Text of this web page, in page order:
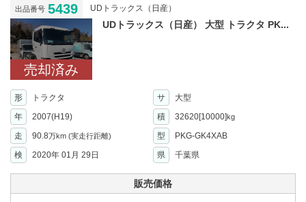
出品番号 5439 UDトラックス（日産）
売却済み
UDトラックス（日産） 大型 トラクタ PK...
形 トラクタ サ
大型
年
2007(H19) 積 32620[10000]kg
走 90.8万km (実走行距離) 型
PKG-GK4XAB
検
2020年 01月 29日 県 千葉県
販売価格